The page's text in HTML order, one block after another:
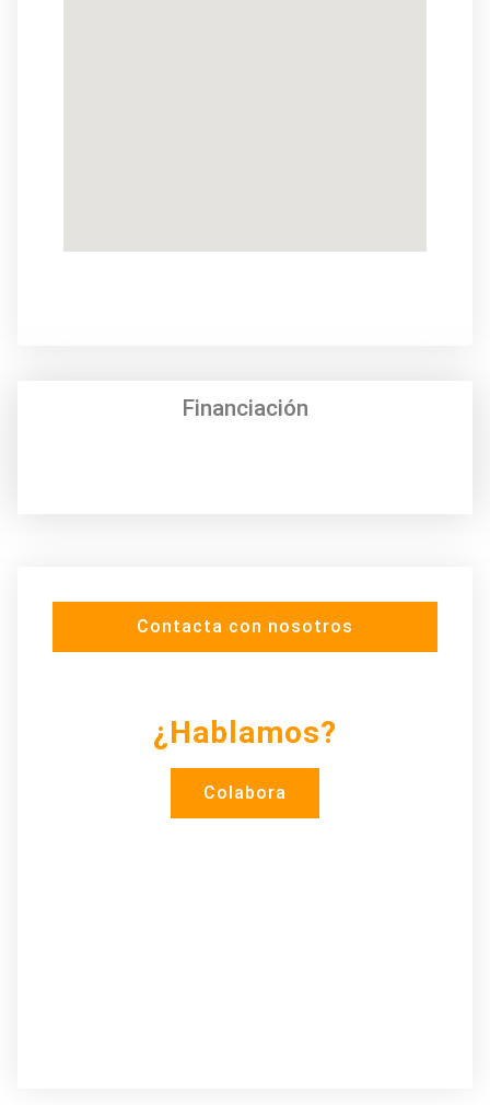
Financiación
Contacta con nosotros
¿Hablamos?
Colabora